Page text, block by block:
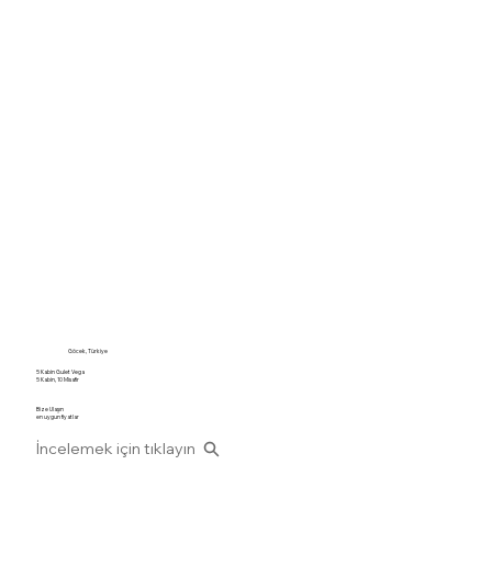
Göcek, Türkiye
5 Kabin Gulet Vega
5 Kabin, 10 Misafir
Bize Ulaşın
en uygun fiyatlar
İncelemek için tıklayın